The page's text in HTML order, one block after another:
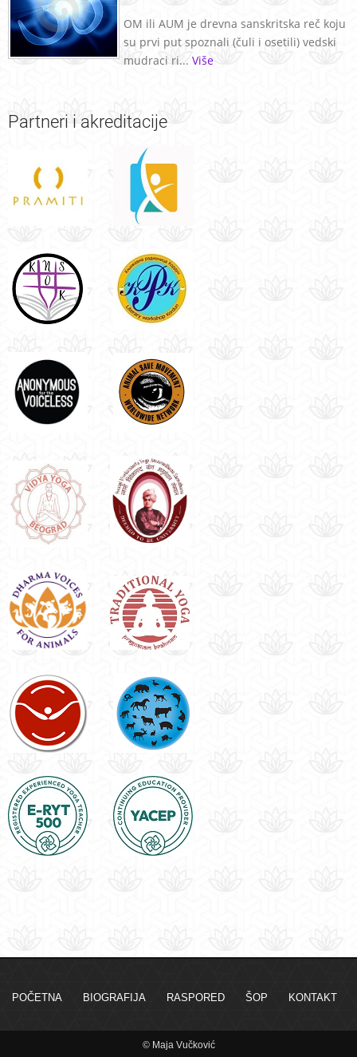
OM ili AUM je drevna sanskritska reč koju
su prvi put spoznali (čuli i osetili) vedski
mudraci ri... Više
Partneri i akreditacije
POČETNA BIOGRAFIJA RASPORED ŠOP KONTAKT
© Maja Vučković